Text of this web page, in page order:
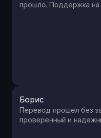
прошло. Поддержка на
Борис
Перевод прошел без
проверенный и